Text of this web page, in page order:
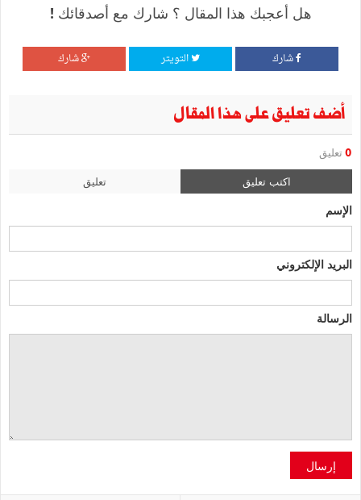
هل أعجبك هذا المقال ؟ شارك مع أصدقائك !
شارك التويتر شارك
أضف تعليق على هذا المقال
0 تعليق
اكتب تعليق تعليق
الإسم
البريد الإلكتروني
الرسالة
إرسال